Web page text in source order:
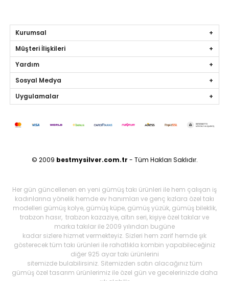
Kurumsal
Müşteri İlişkileri
Yardım
Sosyal Medya
Uygulamalar
© 2009 bestmysilver.com.tr - Tüm Hakları Saklıdır.
Her gün güncellenen en yeni gümüş takı ürünleri ile hem çalışan iş
kadınlarına yönelik hemde ev hanımları ve genç kızlara özel takı
modelleri gümüş kolye, gümüş küpe, gümüş yüzük, gümüş bileklik,
trabzon hasır, trabzon kazaziye, altın seri, kişiye özel takılar ve
marka takılar ile 2009 yılından bugüne
kadar sizlere hizmet vermekteyiz. Sizleri hem zarif hemde şık
gösterecek tüm takı ürünleri ile rahatlıkla kombin yapabileceğiniz
diğer 925 ayar takı ürünlerini
sitemizde bulabilirsiniz. Sitemizden satın alacağınız tüm
gümüş özel tasarım ürünlerimiz ile özel gün ve gecelerinizde daha